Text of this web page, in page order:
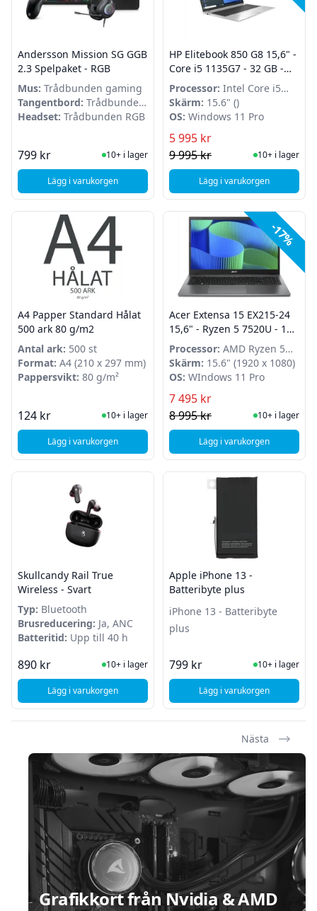
Andersson Mission SG GGB
2.3 Spelpaket - RGB
Mus: Trådbunden gaming
Tangentbord: Trådbunden
RGB
Headset: Trådbunden RGB
799 kr I Lager
10+ i lager
Lägg i varukorgen, Andersson Mission SG GGB 2.3 Spelpaket - RGB
HP Elitebook 850 G8 15,6" -
Core i5 1135G7 - 32 GB -
240 GB - WIndows 11 Pro -
Grade A
Processor: Intel Core i5
1135G7
Skärm: 15.6" ()
OS: Windows 11 Pro
5 995 kr
9 995 kr
I Lager
10+ i lager
Lägg i varukorgen, HP Elitebook 850
A4 Papper Standard Hålat
500 ark 80 g/m2
Antal ark: 500 st
Format: A4 (210 x 297 mm)
Pappersvikt: 80 g/m²
124 kr I Lager
10+ i lager
Lägg i varukorgen, A4 Papper Standard Hålat 500 ark 80 g/m2
-17%
Acer Extensa 15 EX215-24
15,6" - Ryzen 5 7520U - 16
GB - 512 GB SSD - Windows
11 Pro
Processor: AMD Ryzen 5
7520U
Skärm: 15.6" (1920 x 1080)
OS: WIndows 11 Pro
7 495 kr
8 995 kr
I Lager
10+ i lager
Lägg i varukorgen
, Acer Extensa 15
Skullcandy Rail True
Wireless - Svart
Typ: Bluetooth
Brusreducering: Ja, ANC
Batteritid: Upp till 40 h
890 kr I Lager
10+ i lager
Lägg i varukorgen, Skullcandy Rail True Wireless - Svart
Apple iPhone 13 -
Batteribyte plus
iPhone 13 - Batteribyte
plus
799 kr I Lager
10+ i lager
Lägg i varukorgen, Apple iPhone 13 -
Nästa
Grafikkort från Nvidia & AMD